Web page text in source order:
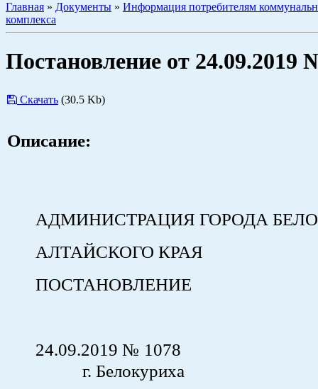
Главная » Документы » Информация потребителям
комплекса
Постановление от 24.09.2019
Скачать (30.5 Kb)
Описание:
АДМИНИСТРАЦИЯ ГОРОДА
АЛТАЙСКОГО КРАЯ
ПОСТАНОВЛЕНИЕ
24.09.2019
г. Белокуриха